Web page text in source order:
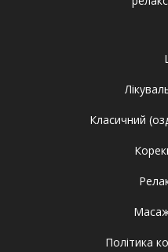
Класичний
Політика